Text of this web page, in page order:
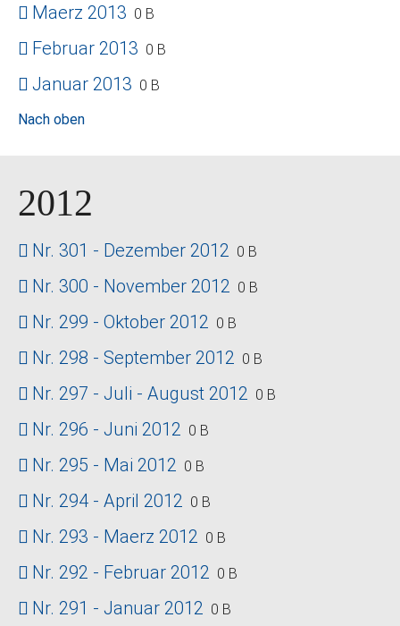
Maerz 2013 0 B
Februar 2013 0 B
Januar 2013 0 B
Nach oben
2012
Nr. 301 - Dezember 2012 0 B
Nr. 300 - November 2012 0 B
Nr. 299 - Oktober 2012 0 B
Nr. 298 - September 2012 0 B
Nr. 297 - Juli - August 2012 0 B
Nr. 296 - Juni 2012 0 B
Nr. 295 - Mai 2012 0 B
Nr. 294 - April 2012 0 B
Nr. 293 - Maerz 2012 0 B
Nr. 292 - Februar 2012 0 B
Nr. 291 - Januar 2012 0 B